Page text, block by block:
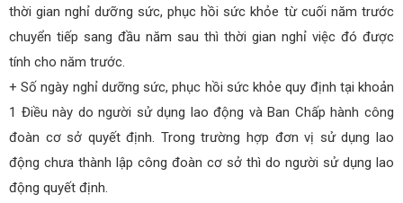
thời gian nghỉ dưỡng sức, phục hồi sức khỏe từ cuối năm trước
chuyển tiếp sang đầu năm sau thì thời gian nghỉ việc đó được
tính cho năm trước.
+ Số ngày nghỉ dưỡng sức, phục hồi sức khỏe quy định tại khoản
1 Điều này do người sử dụng lao động và Ban Chấp hành công
đoàn cơ sở quyết định. Trong trường hợp đơn vị sử dụng lao
động chưa thành lập công đoàn cơ sở thì do người sử dụng lao
động quyết định.